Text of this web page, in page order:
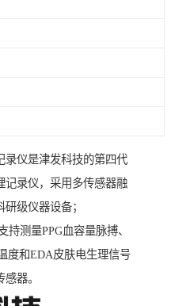
录仪是津发科技的第四代
记录仪，采用多传感器融
级仪器设备；
测量PPG血容量脉搏、
度和EDA皮肤电生理信号
器。